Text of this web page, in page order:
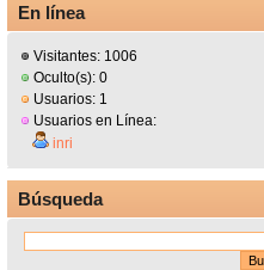
En línea
Visitantes: 1006
Oculto(s): 0
Usuarios: 1
Usuarios en Línea:
inri
Búsqueda